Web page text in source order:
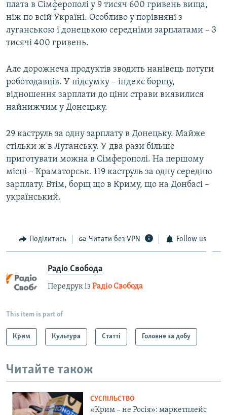
плата в Сімферополі у 9 тисяч 600 гривень вища,
ніж по всій Україні. Особливо у порівняні з
луганською і донецькою середніми зарплатами – 3
тисячі 400 гривень.
Але дорожнеча продуктів зводить нанівець потуги
роботодавців. У підсумку – індекс борщу,
відношення зарплати до ціни страви виявилися
найнижчим у Донецьку.
​29 каструль за одну зарплату в Донецьку. Майже
стільки ж в Луганську. У два рази більше
приготувати можна в Сімферополі. На першому
місці – Краматорськ. 119 каструль за одну середню
зарплату. Втім, борщ що в Криму, що на Донбасі –
український.
Поділитись Читати без VPN Follow us
Радіо Свобода
Передрук із Радіо Свобода
This item is part of
Крим Культура Статті Головне за добу
Читайте також
СУСПІЛЬСТВО
«Крим – не Росія»: маркетплейс